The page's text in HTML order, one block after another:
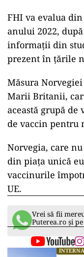
FHI va evalua
anului 2022,
informaţii din
prezent în ţările
Măsura Norvegiei
Marii Britanii,
această grupă
de vaccin pentru
Norvegia, care
din piaţa unică
vaccinurile
UE.
Vrei să fii
Puterea.ro și